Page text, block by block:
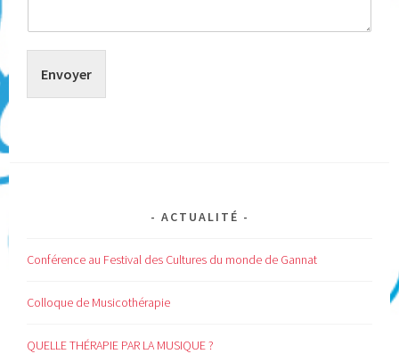
Envoyer
ACTUALITÉ
Conférence au Festival des Cultures du monde de Gannat
Colloque de Musicothérapie
QUELLE THÉRAPIE PAR LA MUSIQUE ?